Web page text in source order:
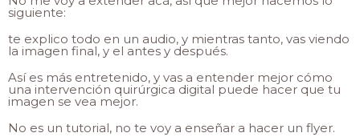
siguiente:
te explico todo en un audio, y mientras tanto, vas viendo
la imagen final, y el antes y después.
Así es más entretenido, y vas a entender mejor cómo
una intervención quirúrgica digital puede hacer que tu
imagen se vea mejor.
No es un tutorial, no te voy a enseñar a hacer un flyer.